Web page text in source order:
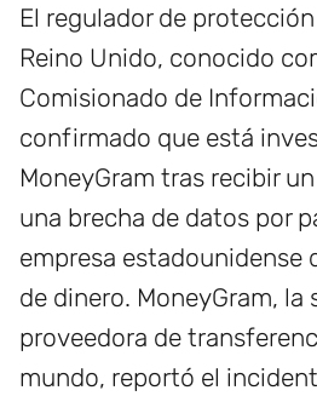
El regulador de
Reino Unido, conocido
Comisionado de
confirmado que está
MoneyGram tras recibir
una brecha de datos por
empresa estadounidense
de dinero. MoneyGram, la
proveedora de
mundo, reportó el